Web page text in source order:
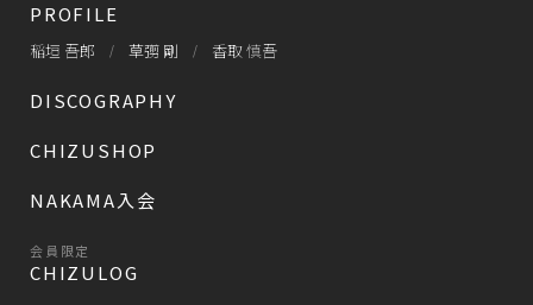
PROFILE
稲垣 吾郎 草彅 剛 香取 慎吾
DISCOGRAPHY
CHIZUSHOP
NAKAMA入会
会員限定
CHIZULOG